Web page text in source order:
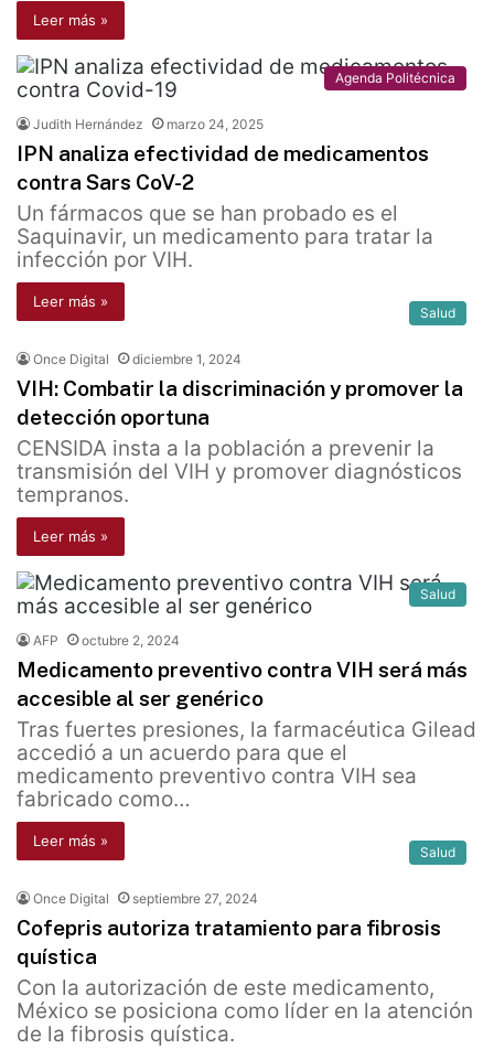
Leer más »
Agenda Politécnica
Judith Hernández marzo 24, 2025
IPN analiza efectividad de medicamentos
contra Sars CoV-2
Un fármacos que se han probado es el
Saquinavir, un medicamento para tratar la
infección por VIH.
Leer más »
Salud
Once Digital diciembre 1, 2024
VIH: Combatir la discriminación y promover la
detección oportuna
CENSIDA insta a la población a prevenir la
transmisión del VIH y promover diagnósticos
tempranos.
Leer más »
Salud
AFP octubre 2, 2024
Medicamento preventivo contra VIH será más
accesible al ser genérico
Tras fuertes presiones, la farmacéutica Gilead
accedió a un acuerdo para que el
medicamento preventivo contra VIH sea
fabricado como…
Leer más »
Salud
Once Digital septiembre 27, 2024
Cofepris autoriza tratamiento para fibrosis
quística
Con la autorización de este medicamento,
México se posiciona como líder en la atención
de la fibrosis quística.